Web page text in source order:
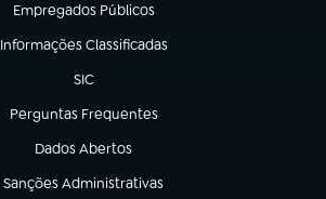
Empregados Públicos
(abre em nova aba)
Informações Classificadas
(abre em nova aba)
SIC
(abre em nova aba)
Perguntas Frequentes
(abre em nova aba)
Dados Abertos
(abre em nova aba)
Sanções Administrativas
(abre em nova aba)